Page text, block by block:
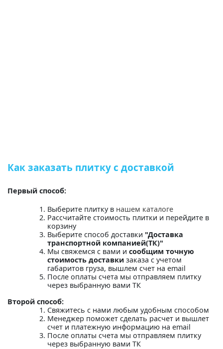
Как заказать плитку с доставкой
Первый способ:
Выберите плитку в нашем каталоге
Рассчитайте стоимость плитки и перейдите в
корзину
Выберите способ доставки "Доставка
транспортной компанией(ТК)"
Мы свяжемся с вами и сообщим точную
стоимость доставки заказа с учетом
габаритов груза, вышлем счет на email
После оплаты счета мы отправляем плитку
через выбранную вами ТК
Второй способ:
Свяжитесь с нами любым удобным способом
Менеджер поможет сделать расчет и вышлет
счет и платежную информацию на email
После оплаты счета мы отправляем плитку
через выбранную вами ТК